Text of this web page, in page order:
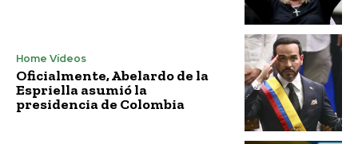
Home Vídeos
Oficialmente, Abelardo de la
Espriella asumió la
presidencia de Colombia